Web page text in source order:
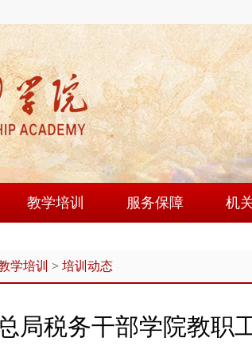
教学培训
学员论坛
大别山讲堂
服务保障 机
教
学培训 > 培训动态
局税务干部学院教职